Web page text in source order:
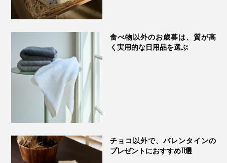
洗面所はもちろん、ジムや温泉、サウナにも。枕の上に
敷けば、寝ている間の汗を吸い取ってくれて快適です。
食べ物以外のお歳暮は、質が高
く実用的な日用品を選ぶ
チョコ以外で、バレンタインの
プレゼントにおすすめ11選